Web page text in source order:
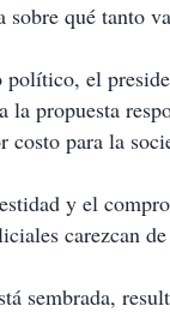
sobre qué tanto
político, el
propuesta
para la
y el
carezcan
sembrada,